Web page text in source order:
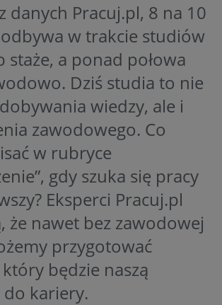
danych Pracuj.pl, 8 na 10
w trakcie studiów
a ponad połowa
Dziś studia to nie
wiedzy, ale i
zawodowego. Co
w rubryce
gdy szuka się pracy
Eksperci Pracuj.pl
że nawet bez zawodowej
przygotować
będzie naszą
kariery.